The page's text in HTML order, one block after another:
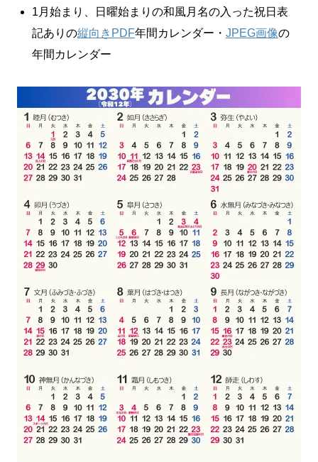
1月始まり、日曜始まりの和風月名の入った祝日表
記ありの縦向きPDF年間カレンダー・ JPEG画像の
年間カレンダー